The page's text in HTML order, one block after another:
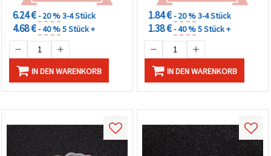
6.24 €- 20 %3-4 Stück
4.68 €- 40 %5 Stück +
IN DEN WARENKORB
1.84 €- 20 %3-4 Stück
1.38 €- 40 %5 Stück +
IN DEN WARENKORB